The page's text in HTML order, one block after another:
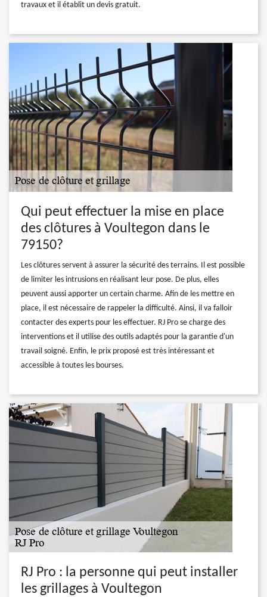
travaux et il établit un devis gratuit.
Qui peut effectuer la mise en place
des clôtures à Voultegon dans le
79150?
Les clôtures servent à assurer la sécurité des terrains. Il est possible
de limiter les intrusions en réalisant leur pose. De plus, elles
peuvent aussi apporter un certain charme. Afin de les mettre en
place, il est nécessaire de rappeler la difficulté. Ainsi, il va falloir
contacter des experts pour les effectuer. RJ Pro se charge des
interventions et il utilise des outils adaptés pour la garantie d'un
travail soigné. Enfin, le prix proposé est très intéressant et
accessible à toutes les bourses.
RJ Pro : la personne qui peut installer
les grillages à Voultegon